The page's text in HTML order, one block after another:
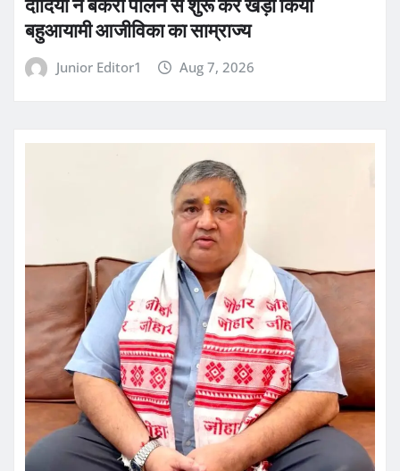
बहुआयामी आजीविका का साम्राज्य
Junior Editor1 Aug 7, 2026